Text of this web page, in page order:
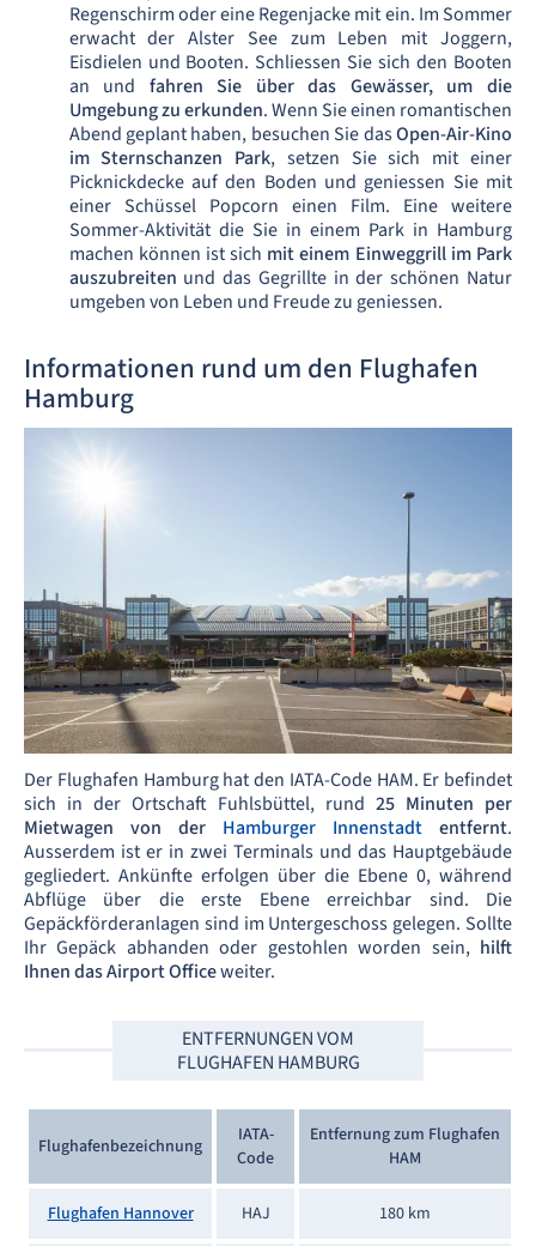
Regenschirm oder eine Regenjacke mit ein. Im Sommer
erwacht der Alster See zum Leben mit Joggern,
Eisdielen und Booten. Schliessen Sie sich den Booten
an und fahren Sie über das Gewässer, um die
Umgebung zu erkunden. Wenn Sie einen romantischen
Abend geplant haben, besuchen Sie dasOpen-Air-Kino
im Sternschanzen Park, setzen Sie sich mit einer
Picknickdecke auf den Boden und geniessen Sie mit
einer Schüssel Popcorn einen Film. Eine weitere
Sommer-Aktivität die Sie in einem Park in Hamburg
machen können ist sich mit einem Einweggrill im Park
auszubreiten und das Gegrillte in der schönen Natur
umgeben von Leben und Freude zu geniessen.
Informationen rund um den Flughafen
Hamburg
Der Flughafen Hamburg hat den IATA-Code HAM. Er befindet
sich in der Ortschaft Fuhlsbüttel, rund 25 Minuten per
Mietwagen von der Hamburger Innenstadt entfernt.
Ausserdem ist er in zwei Terminals und das Hauptgebäude
gegliedert. Ankünfte erfolgen über die Ebene 0, während
Abflüge über die erste Ebene erreichbar sind. Die
Gepäckförderanlagen sind im Untergeschoss gelegen. Sollte
Ihr Gepäck abhanden oder gestohlen worden sein, hilft
Ihnen das Airport Officeweiter.
ENTFERNUNGEN VOM
FLUGHAFEN HAMBURG
Flughafenbezeichnung
IATA-
Code
Entfernung zum Flughafen
HAM
Flughafen Hannover HAJ 180 km